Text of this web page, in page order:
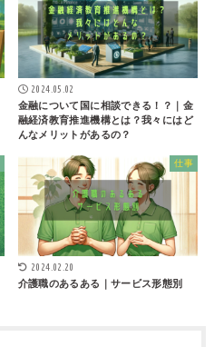
2024.05.02
金融について国に相談できる！？｜金
融経済教育推進機構とは？我々にはど
んなメリットがあるの？
仕事
2024.02.20
介護職のあるある｜サービス形態別